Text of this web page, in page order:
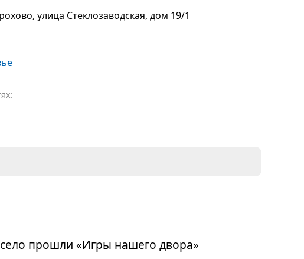
улица Стеклозаводская, дом 19/1
прошли «Игры нашего двора»